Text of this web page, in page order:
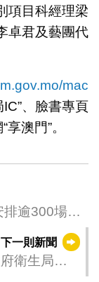
項目科經理梁
卓君及藝團代
mac
、臉書專頁
澳門”。
逾300場商
下一則新聞
衛生局聯